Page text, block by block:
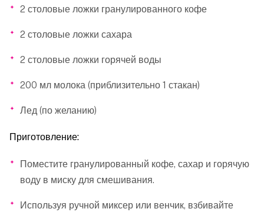
2 столовые ложки гранулированного кофе
2 столовые ложки сахара
2 столовые ложки горячей воды
200 мл молока (приблизительно 1 стакан)
Лед (по желанию)
Приготовление:
Поместите гранулированный кофе, сахар и горячую
воду в миску для смешивания.
Используя ручной миксер или венчик, взбивайте